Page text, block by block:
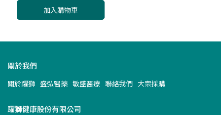
加入購物車
關於我們
關於躍獅 盛弘醫藥 敏盛醫療 聯絡我們 大宗採購
躍獅健康股份有限公司